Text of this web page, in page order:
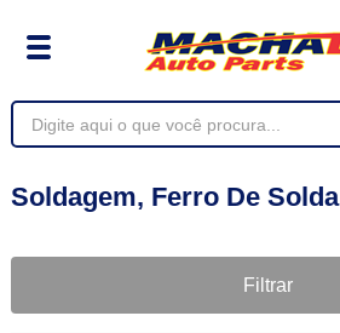
Soldagem, Ferro De Solda
Filtrar